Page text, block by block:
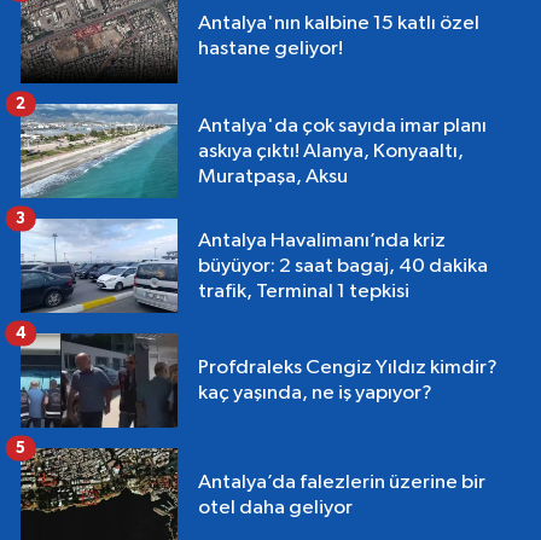
Antalya'nın kalbine 15 katlı özel
hastane geliyor!
Antalya'da çok sayıda imar planı
askıya çıktı! Alanya, Konyaaltı,
Muratpaşa, Aksu
2
Antalya Havalimanı’nda kriz
büyüyor: 2 saat bagaj, 40 dakika
trafik, Terminal 1 tepkisi
3
Profdraleks Cengiz Yıldız kimdir?
kaç yaşında, ne iş yapıyor?
4
Antalya’da falezlerin üzerine bir
otel daha geliyor
5